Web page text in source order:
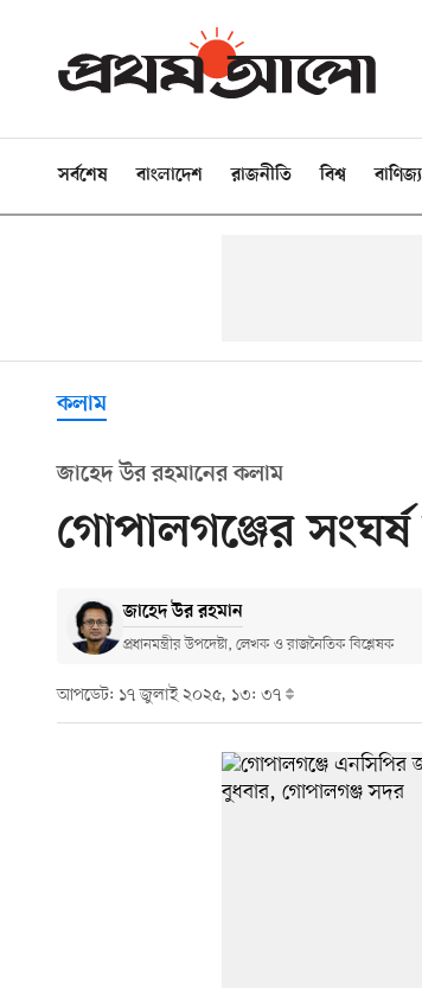
সর্বশেষ বাংলাদেশ রাজনীতি বিশ্ব বাণিজ্য
কলাম
জাহেদ উর রহমানের কলাম
গোপালগঞ্জের
জাহেদ উর রহমান
প্রধানমন্ত্রীর উপদেষ্টা, লেখক ও রাজনৈতিক বিশ্লেষক
আপডেট: ১৭ জুলাই ২০২৫, ১৩: ৩৭